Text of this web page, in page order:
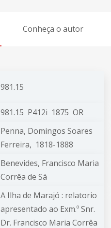
Conheça o autor
981.15
981.15 P412i 1875 OR
Penna, Domingos Soares
Ferreira, 1818-1888
Benevides, Francisco Maria
Corrêa de Sá
A Ilha de Marajó : relatorio
apresentado ao Exm.º Snr.
Dr. Francisco Maria Corrêa